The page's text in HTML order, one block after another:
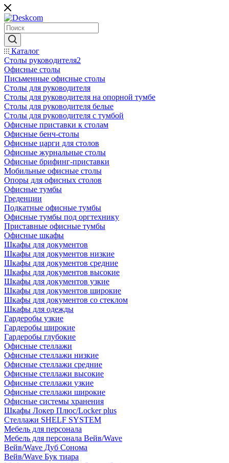
Каталог
Столы руководителя2
Офисные столы
Письменные офисные столы
Столы для руководителя
Столы для руководителя на опорной тумбе
Столы для руководителя белые
Столы для руководителя с тумбой
Офисные приставки к столам
Офисные бенч-столы
Офисные царги для столов
Офисные журнальные столы
Офисные брифинг-приставки
Мобильные офисные столы
Опоры для офисных столов
Офисные тумбы
Греденции
Подкатные офисные тумбы
Офисные тумбы под оргтехнику
Приставные офисные тумбы
Офисные шкафы
Шкафы для документов
Шкафы для документов низкие
Шкафы для документов средние
Шкафы для документов высокие
Шкафы для документов узкие
Шкафы для документов широкие
Шкафы для документов со стеклом
Шкафы для одежды
Гардеробы узкие
Гардеробы широкие
Гардеробы глубокие
Офисные стеллажи
Офисные стеллажи низкие
Офисные стеллажи средние
Офисные стеллажи высокие
Офисные стеллажи узкие
Офисные стеллажи широкие
Офисные системы хранения
Шкафы Локер Плюс/Locker plus
Стеллажи SHELF SYSTEM
Мебель для персонала
Мебель для персонала Вейв/Wave
Вейв/Wave Дуб Сонома
Вейв/Wave Бук тиара